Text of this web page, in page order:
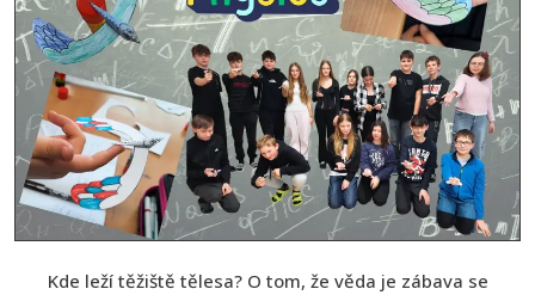
Kde leží těžiště tělesa? O tom, že věda je zábava se